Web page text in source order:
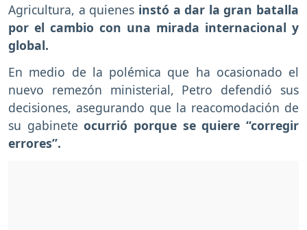
Agricultura, a quienes instó a dar la gran batalla
por el cambio con una mirada internacional y
global.
En medio de la polémica que ha ocasionado el
nuevo remezón ministerial, Petro defendió sus
decisiones, asegurando que la reacomodación de
su gabinete ocurrió porque se quiere “corregir
errores”.